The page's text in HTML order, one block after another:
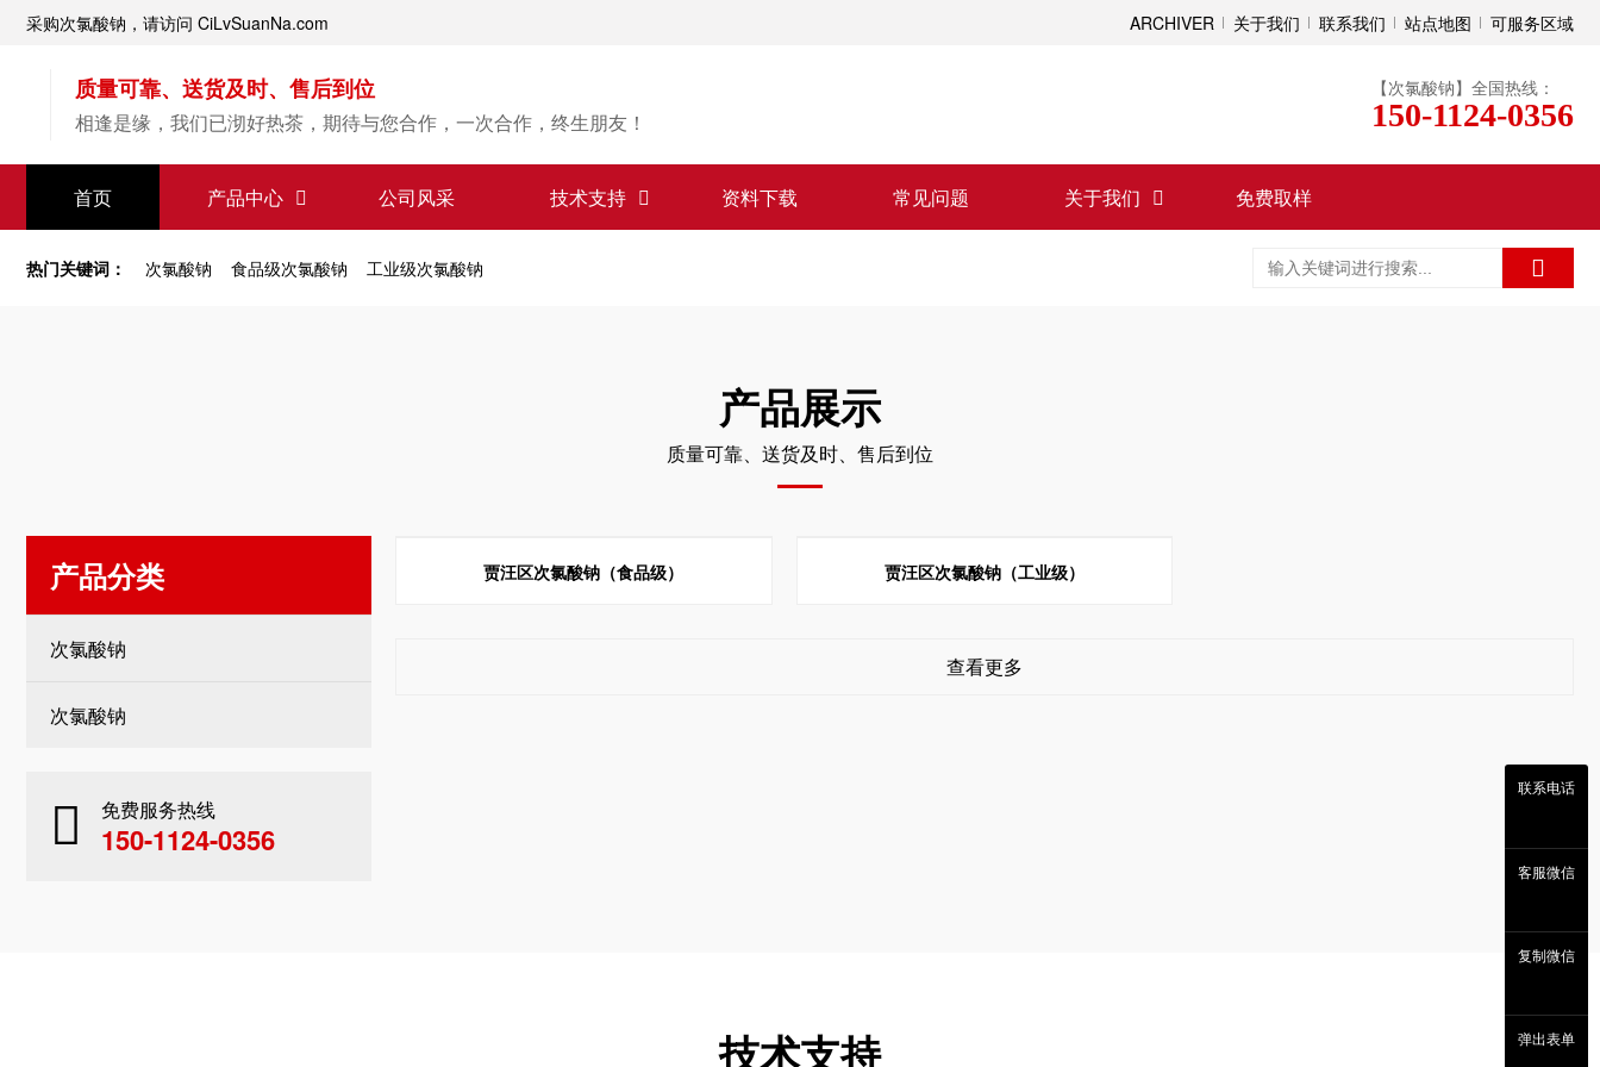
采购次氯酸钠，请访问 CiLvSuanNa.com ARCHIVER 关于我们 联系我们 站点地图 可服务区域
质量可靠、送货及时、售后到位
相逢是缘，我们已沏好热茶，期待与您合作，一次合作，终生朋友！
【次氯酸钠】全国热线：
150-1124-0356
首页 产品中心 公司风采 技术支持 资料下载 常见问题 关于我们 免费取样
【次氯酸钠】源头直供
专业经验，值得信赖
热门关键词： 次氯酸钠 食品级次氯酸钠 工业级次氯酸钠
产品展示
质量可靠、送货及时、售后到位
产品分类
次氯酸钠
次氯酸钠
免费服务热线
150-1124-0356
贾汪区次氯酸钠（食品级） 贾汪区次氯酸钠（工业级）
查看更多
技术支持
联系电话
客服微信
复制微信
弹出表单